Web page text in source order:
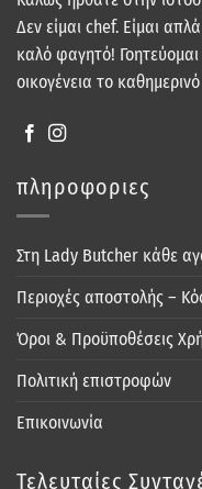
Δεν είμαι chef. Είμαι
καλό φαγητό!
οικογένεια το
πληροφοριες
Στη Lady Butcher κάθε
Περιοχές αποστολής –
Όροι & Προϋποθέσεις
Πολιτική επιστροφών
Επικοινωνία
Τελευταίες